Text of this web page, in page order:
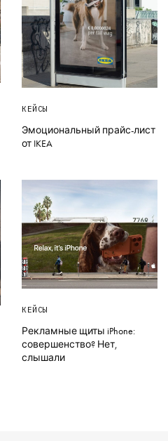
КЕЙСЫ
Эмоциональный прайс-лист
от IKEA
КЕЙСЫ
Рекламные щиты iPhone:
совершенство? Нет,
слышали